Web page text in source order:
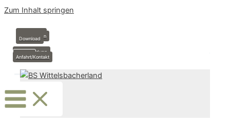
Zum Inhalt springen
Stundenplan
Download
Krankmeldung
Termine
Anfahrt/Kontakt